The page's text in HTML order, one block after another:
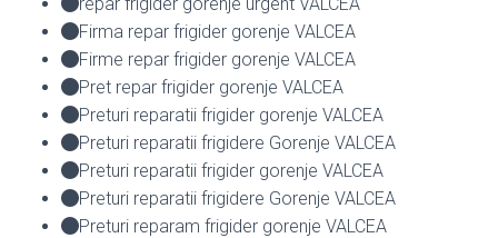
Firma repar frigider gorenje VALCEA
Firme repar frigider gorenje VALCEA
Pret repar frigider gorenje VALCEA
Preturi reparatii frigider gorenje VALCEA
Preturi reparatii frigidere Gorenje VALCEA
Preturi reparatii frigider gorenje VALCEA
Preturi reparatii frigidere Gorenje VALCEA
Preturi reparam frigider gorenje VALCEA